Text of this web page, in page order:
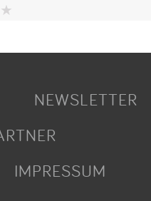
NEWSLETTER
IMPRESSUM